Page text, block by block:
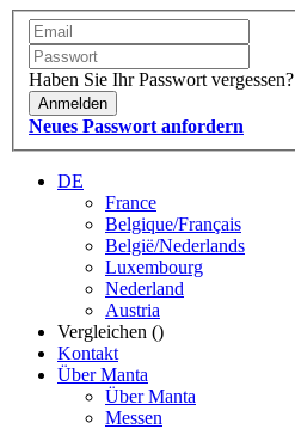
Haben Sie Ihr Passwort vergessen?
Anmelden
Neues Passwort anfordern
DE
France
Belgique/Français
België/Nederlands
Luxembourg
Nederland
Austria
Vergleichen ()
Kontakt
Über Manta
Über Manta
Messen